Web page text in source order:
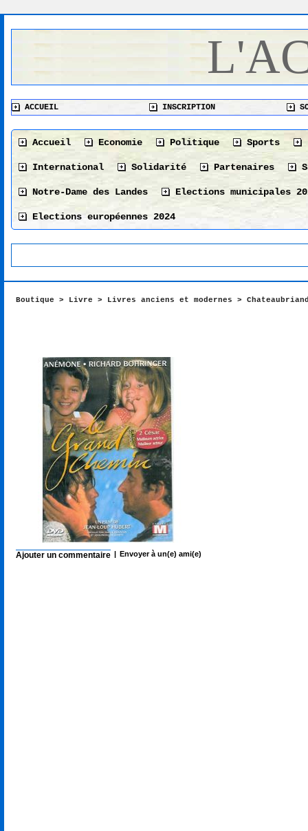
ACCUEIL INSCRIPTION
Accueil Economie Politique Sports
International Solidarité Partenaires
Notre-Dame des Landes Elections municipales
Elections européennes 2024
Boutique > Livre > Livres anciens et modernes >
Ajouter un commentaire | Envoyer à un(e) ami(e)